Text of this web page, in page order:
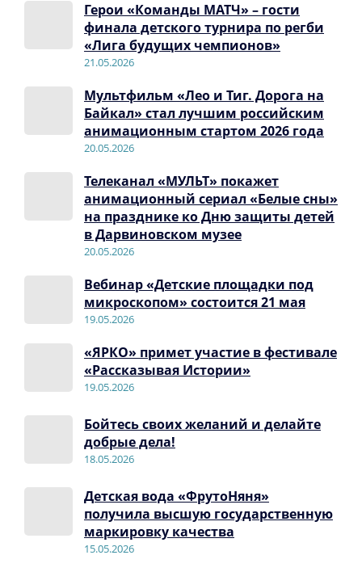
Герои «Команды МАТЧ» – гости
финала детского турнира по регби
«Лига будущих чемпионов»
21.05.2026
Мультфильм «Лео и Тиг. Дорога на
Байкал» стал лучшим российским
анимационным стартом 2026 года
20.05.2026
Телеканал «МУЛЬТ» покажет
анимационный сериал «Белые сны»
на празднике ко Дню защиты детей
в Дарвиновском музее
20.05.2026
Вебинар «Детские площадки под
микроскопом» состоится 21 мая
19.05.2026
«ЯРКО» примет участие в фестивале
«Рассказывая Истории»
19.05.2026
Бойтесь своих желаний и делайте
добрые дела!
18.05.2026
Детская вода «ФрутоНяня»
получила высшую государственную
маркировку качества
15.05.2026